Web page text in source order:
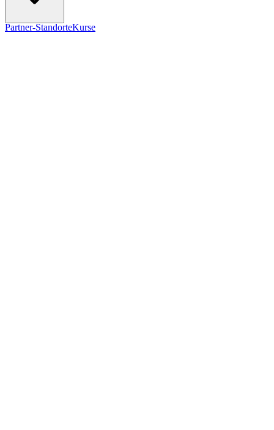
Partner-StandorteKurse